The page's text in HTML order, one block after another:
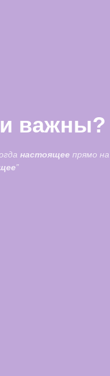
важны?
настоящее прямо на
”